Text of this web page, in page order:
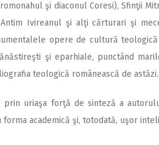
şi diaconul Coresi), Sfinţii
Ivireanul şi alţi cărturari şi
opere de cultură
şi eparhiale, punctând
teologică românească de astăzi.
prin uriaşa forţă de sinteză a
academică şi, totodată, uşor